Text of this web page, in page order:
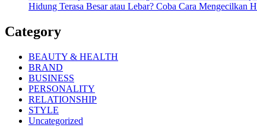
Hidung Terasa Besar atau Lebar? Coba Cara Mengecilkan
Category
BEAUTY & HEALTH
BRAND
BUSINESS
PERSONALITY
RELATIONSHIP
STYLE
Uncategorized